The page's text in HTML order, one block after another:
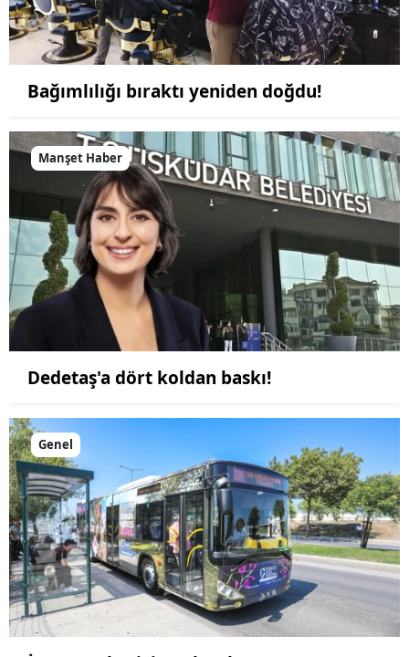
Bağımlılığı bıraktı yeniden doğdu!
Manşet Haber
Dedetaş'a dört koldan baskı!
Genel